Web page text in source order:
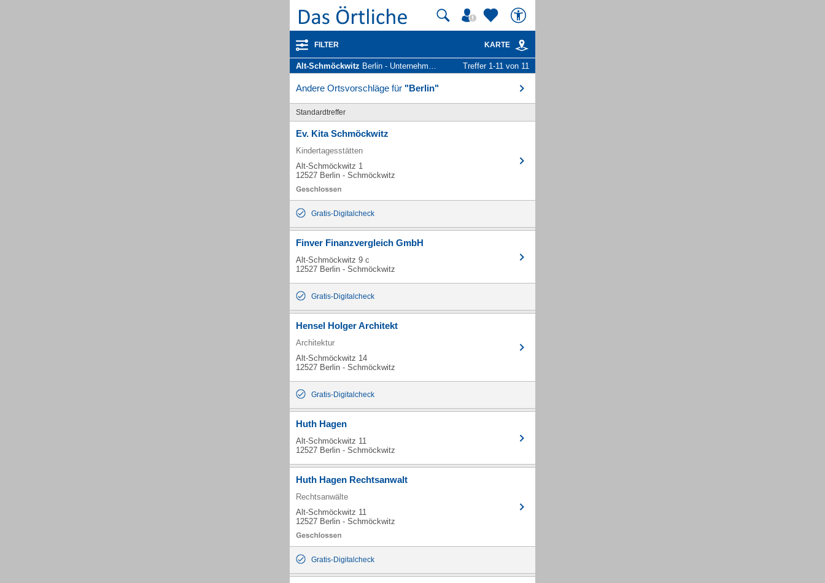
FILTER KARTE
Alt-Schmöckwitz Berlin - Unternehmen und Personen Treffer 1-11 von 11
Andere Ortsvorschläge für "Berlin"
Standardtreffer
Ev. Kita Schmöckwitz
Kindertagesstätten
Alt-Schmöckwitz 1
12527 Berlin - Schmöckwitz
Gratis-Digitalcheck
Finver Finanzvergleich GmbH
Alt-Schmöckwitz 9 c
12527 Berlin - Schmöckwitz
Gratis-Digitalcheck
Hensel Holger Architekt
Architektur
Alt-Schmöckwitz 14
12527 Berlin - Schmöckwitz
Gratis-Digitalcheck
Huth Hagen
Alt-Schmöckwitz 11
12527 Berlin - Schmöckwitz
Huth Hagen Rechtsanwalt
Rechtsanwälte
Alt-Schmöckwitz 11
12527 Berlin - Schmöckwitz
Gratis-Digitalcheck